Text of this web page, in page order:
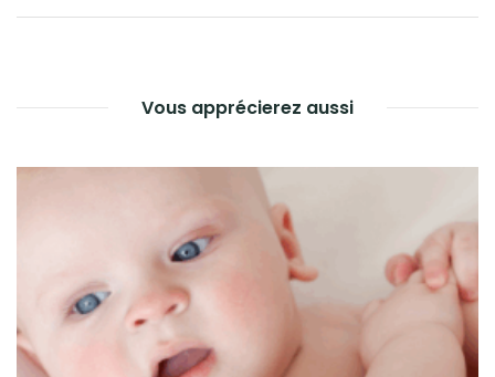
Vous apprécierez aussi